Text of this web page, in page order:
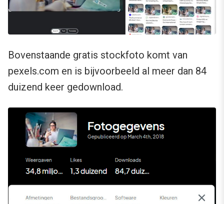
Bovenstaande gratis stockfoto komt van
pexels.com en is bijvoorbeeld al meer dan 84
duizend keer gedownload.